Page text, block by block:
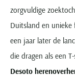
zorgvuldige
Duitsland en unieke
een jaar later de
die dragen als een
Desoto